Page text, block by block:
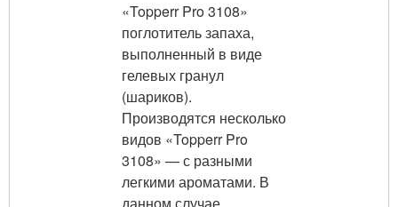
«Topperr Pro 3108»
поглотитель запаха,
выполненный в виде
гелевых гранул
(шариков).
Производятся несколько
видов «Topperr Pro
3108» — с разными
легкими ароматами. В